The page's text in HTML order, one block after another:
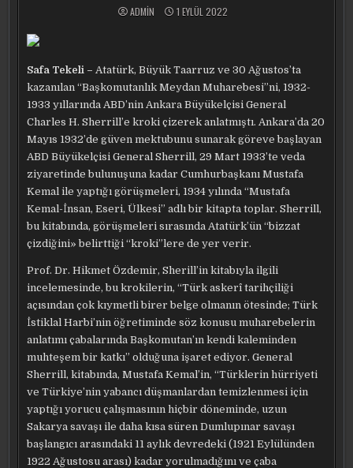
ADMIN 1 EYLÜL 2022
Safa Tekeli –Atatürk, Büyük Taarruz ve 30 Ağustos’ta
kazanılan “Başkomutanlık Meydan Muharebesi”ni, 1932-
1933 yıllarında ABD’nin Ankara Büyükelçisi General
Charles H. Sherrill’e kroki çizerek anlatmıştı. Ankara’da 20
Mayıs 1932’de güven mektubunu sunarak göreve başlayan
ABD Büyükelçisi General Sherrill, 29 Mart 1933’te veda
ziyaretinde bulunuşuna kadar Cumhurbaşkanı Mustafa
Kemal ile yaptığı görüşmeleri, 1934 yılında “Mustafa
Kemal-İnsan, Eseri, Ülkesi” adlı bir kitapta toplar. Sherrill,
bu kitabında, görüşmeleri sırasında Atatürk’ün “bizzat
çizdiğini» belirttiği “kroki”lere de yer verir.
Prof. Dr. Hikmet Özdemir, Sherill’in kitabıyla ilgili
incelemesinde, bu krokilerin, “Türk askerî tarihçiliği
açısından çok kıymetli birer belge olmanın ötesinde; Türk
İstiklal Harbi’nin öğretiminde söz konusu muharebelerin
anlatımı çabalarında Başkomutan’ın kendi kaleminden
muhteşem bir katkı” olduğuna işaret ediyor. General
Sherrill, kitabında, Mustafa Kemal’in, “Türklerin hürriyeti
ve Türkiye’nin yabancı düşmanlardan temizlenmesi için
yaptığı yorucu çalışmasının hiçbir döneminde, uzun
Sakarya savaşı ile daha kısa süren Dumlupınar savaşı
başlangıcı arasındaki 11 aylık devredeki (1921 Eylülünden
1922 Ağustosu arası) kadar yorulmadığını ve çaba